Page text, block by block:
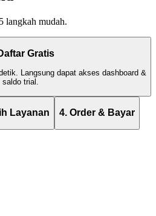
langkah mudah.
Gratis
Langsung dapat akses dashboard &
saldo trial.
Layanan 4. Order & Bayar